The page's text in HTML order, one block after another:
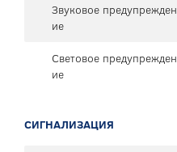
Звуковое предупрежден
ие
Световое предупрежден
ие
СИГНАЛИЗАЦИЯ